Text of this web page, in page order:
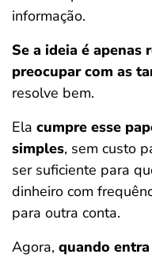
informação.
Se a ideia é apenas
preocupar com as
resolve bem.
Ela cumpre esse
simples, sem custo
ser suficiente para
dinheiro com
para outra conta.
Agora, quando